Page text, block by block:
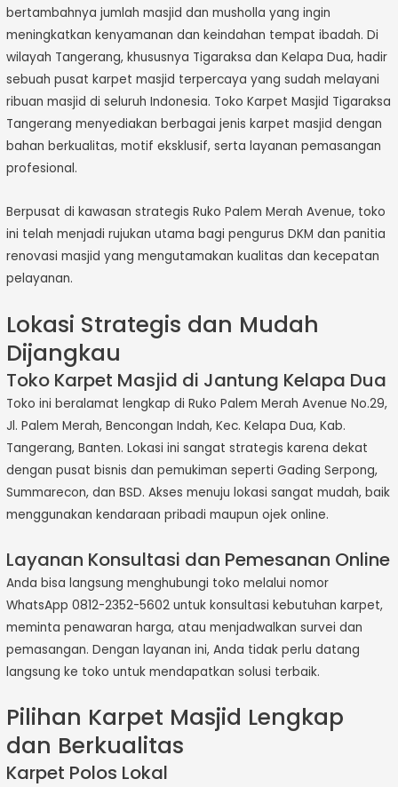
bertambahnya jumlah masjid dan musholla yang ingin
meningkatkan kenyamanan dan keindahan tempat ibadah. Di
wilayah Tangerang, khususnya Tigaraksa dan Kelapa Dua, hadir
sebuah pusat karpet masjid terpercaya yang sudah melayani
ribuan masjid di seluruh Indonesia. Toko Karpet Masjid Tigaraksa
Tangerang menyediakan berbagai jenis karpet masjid dengan
bahan berkualitas, motif eksklusif, serta layanan pemasangan
profesional.
Berpusat di kawasan strategis Ruko Palem Merah Avenue, toko
ini telah menjadi rujukan utama bagi pengurus DKM dan panitia
renovasi masjid yang mengutamakan kualitas dan kecepatan
pelayanan.
Lokasi Strategis dan Mudah
Dijangkau
Toko Karpet Masjid di Jantung Kelapa Dua
Toko ini beralamat lengkap di Ruko Palem Merah Avenue No.29,
Jl. Palem Merah, Bencongan Indah, Kec. Kelapa Dua, Kab.
Tangerang, Banten. Lokasi ini sangat strategis karena dekat
dengan pusat bisnis dan pemukiman seperti Gading Serpong,
Summarecon, dan BSD. Akses menuju lokasi sangat mudah, baik
menggunakan kendaraan pribadi maupun ojek online.
Layanan Konsultasi dan Pemesanan Online
Anda bisa langsung menghubungi toko melalui nomor
WhatsApp 0812-2352-5602 untuk konsultasi kebutuhan karpet,
meminta penawaran harga, atau menjadwalkan survei dan
pemasangan. Dengan layanan ini, Anda tidak perlu datang
langsung ke toko untuk mendapatkan solusi terbaik.
Pilihan Karpet Masjid Lengkap
dan Berkualitas
Karpet Polos Lokal